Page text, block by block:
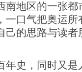
南地区的一张
一口气把奥运所
己的思路与读者
史，同时又是